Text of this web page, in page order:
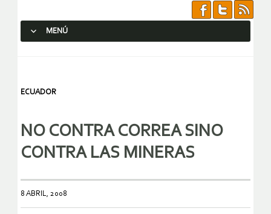
MENÚ
ECUADOR
NO CONTRA CORREA SINO
CONTRA LAS MINERAS
8 ABRIL, 2008